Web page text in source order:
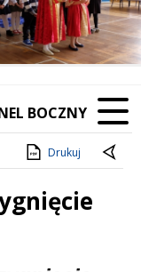
BOCZNY
Drukuj